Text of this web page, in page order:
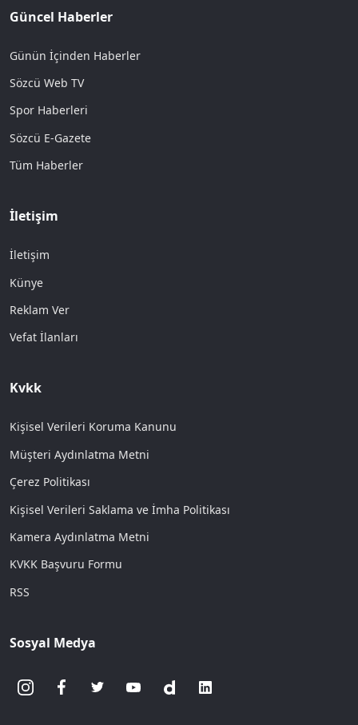
Güncel Haberler
Günün İçinden Haberler
Sözcü Web TV
Spor Haberleri
Sözcü E-Gazete
Tüm Haberler
İletişim
İletişim
Künye
Reklam Ver
Vefat İlanları
Kvkk
Kişisel Verileri Koruma Kanunu
Müşteri Aydınlatma Metni
Çerez Politikası
Kişisel Verileri Saklama ve İmha Politikası
Kamera Aydınlatma Metni
KVKK Başvuru Formu
RSS
Sosyal Medya